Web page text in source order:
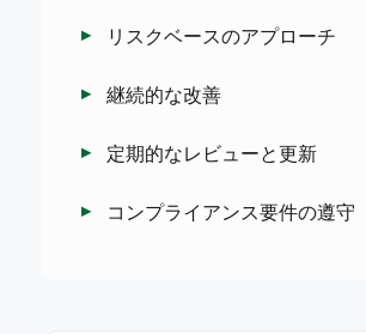
リスクベースのアプローチ
継続的な改善
定期的なレビューと更新
コンプライアンス要件の遵守